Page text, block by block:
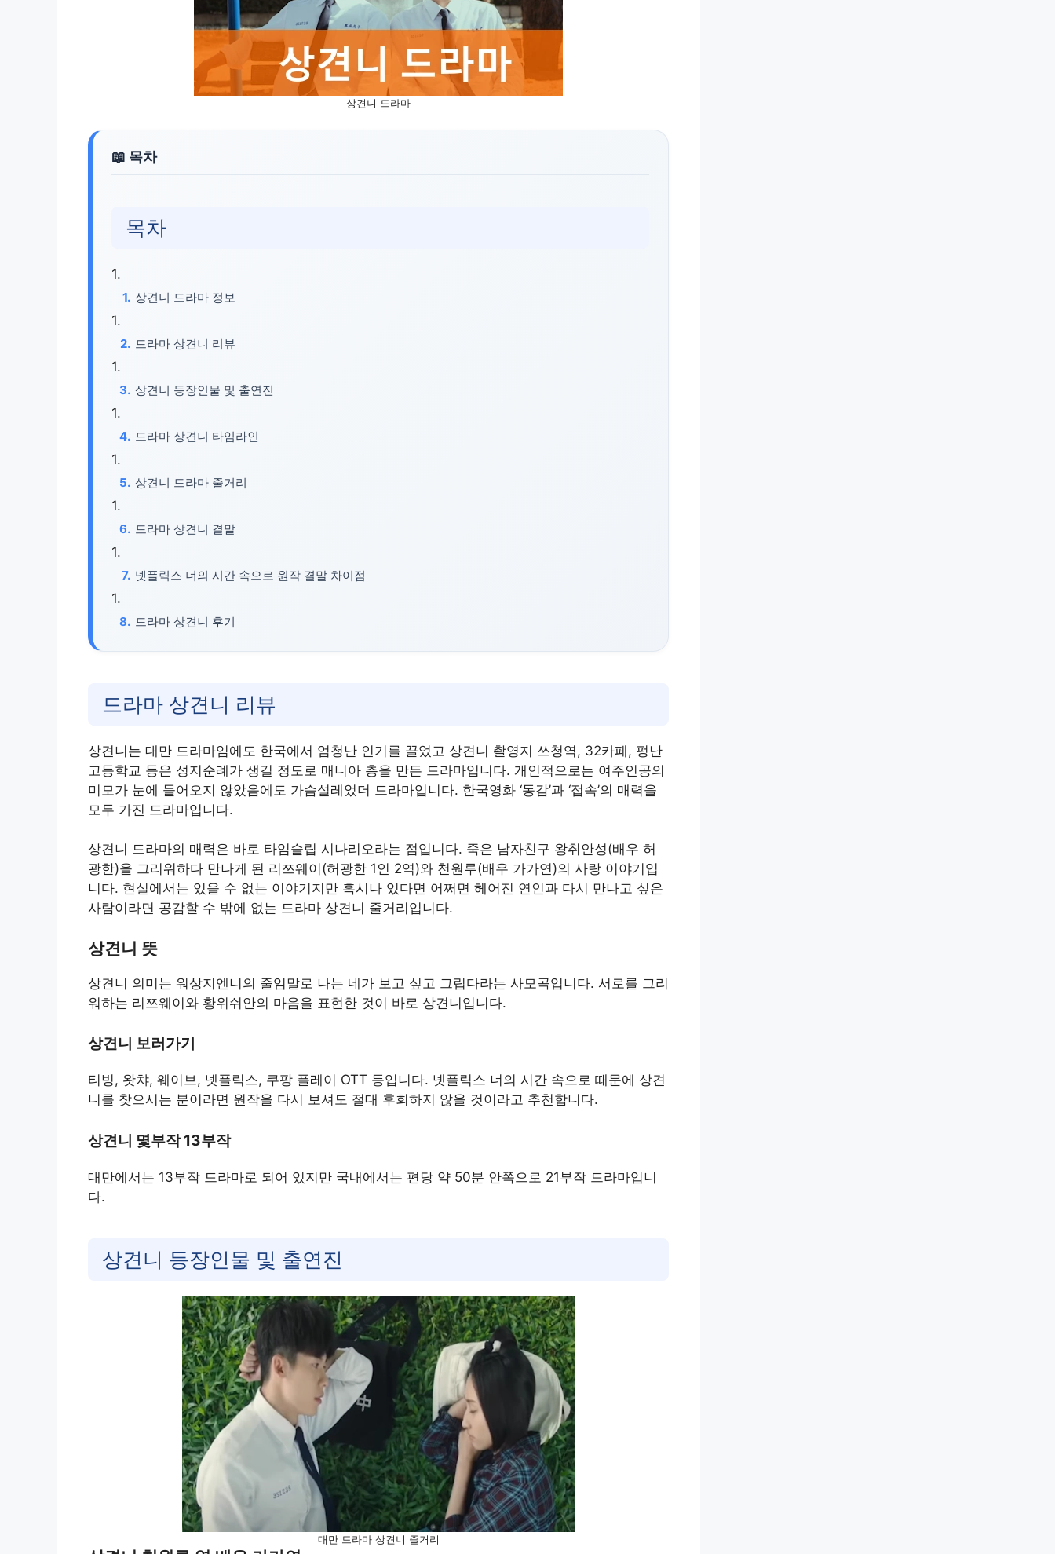
상견니 드라마
목차
상견니 드라마 정보
드라마 상견니 리뷰
상견니 등장인물 및 출연진
드라마 상견니 타임라인
상견니 드라마 줄거리
드라마 상견니 결말
넷플릭스 너의 시간 속으로 원작 결말 차이점
드라마 상견니 후기
드라마 상견니 리뷰
상견니는 대만 드라마임에도 한국에서 엄청난 인기를 끌었고 상견니 촬영지 쓰청역, 32카페, 펑난
고등학교 등은 성지순례가 생길 정도로 매니아 층을 만든 드라마입니다. 개인적으로는 여주인공의
미모가 눈에 들어오지 않았음에도 가슴설레었더 드라마입니다. 한국영화 ‘동감’과 ‘접속’의 매력을
모두 가진 드라마입니다.
상견니 드라마의 매력은 바로 타임슬립 시나리오라는 점입니다. 죽은 남자친구 왕취안성(배우 허
광한)을 그리워하다 만나게 된 리쯔웨이(허광한 1인 2역)와 천원루(배우 가가연)의 사랑 이야기입
니다. 현실에서는 있을 수 없는 이야기지만 혹시나 있다면 어쩌면 헤어진 연인과 다시 만나고 싶은
사람이라면 공감할 수 밖에 없는 드라마 상견니 줄거리입니다.
상견니 뜻
상견니 의미는 워상지엔니의 줄임말로 나는 네가 보고 싶고 그립다라는 사모곡입니다. 서로를 그리
워하는 리쯔웨이와 황위쉬안의 마음을 표현한 것이 바로 상견니입니다.
상견니 보러가기
티빙, 왓챠, 웨이브, 넷플릭스, 쿠팡 플레이 OTT 등입니다. 넷플릭스 너의 시간 속으로 때문에 상견
니를 찾으시는 분이라면 원작을 다시 보셔도 절대 후회하지 않을 것이라고 추천합니다.
상견니 몇부작 13부작
대만에서는 13부작 드라마로 되어 있지만 국내에서는 편당 약 50분 안쪽으로 21부작 드라마입니
다.
상견니 등장인물 및 출연진
대만 드라마 상견니 줄거리